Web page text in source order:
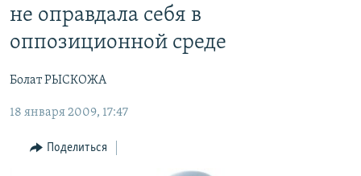
содержанию
главной
Вернутся
поиску
ВОЙНА В УКРАИНЕ
КЫРГЫЗЧА
ЎЗБЕКЧА
не оправдала себя в
оппозиционной среде
Болат РЫСКОЖА
18 января 2009, 17:47
Поделиться